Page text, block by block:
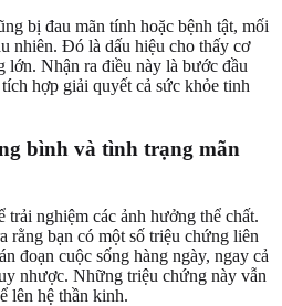
bị đau mãn tính hoặc bệnh tật, mối
nhiên. Đó là dấu hiệu cho thấy cơ
lớn. Nhận ra điều này là bước đầu
hợp giải quyết cả sức khỏe tinh
bình và tình trạng mãn
nghiệm các ảnh hưởng thể chất.
bạn có một số triệu chứng liên
đoạn cuộc sống hàng ngày, ngay cả
nhược. Những triệu chứng này vẫn
lên hệ thần kinh.